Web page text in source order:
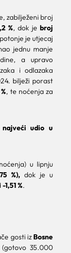
zabilježeni broj
%, dok jebroj
je utjecaj
jednu manje
a upravo
i odlazaka
bilježi porast
, te noćenja za
udio u
u lipnju
%), dok je u
-1,51 %.
gosti izBosne
(gotovo 35.000